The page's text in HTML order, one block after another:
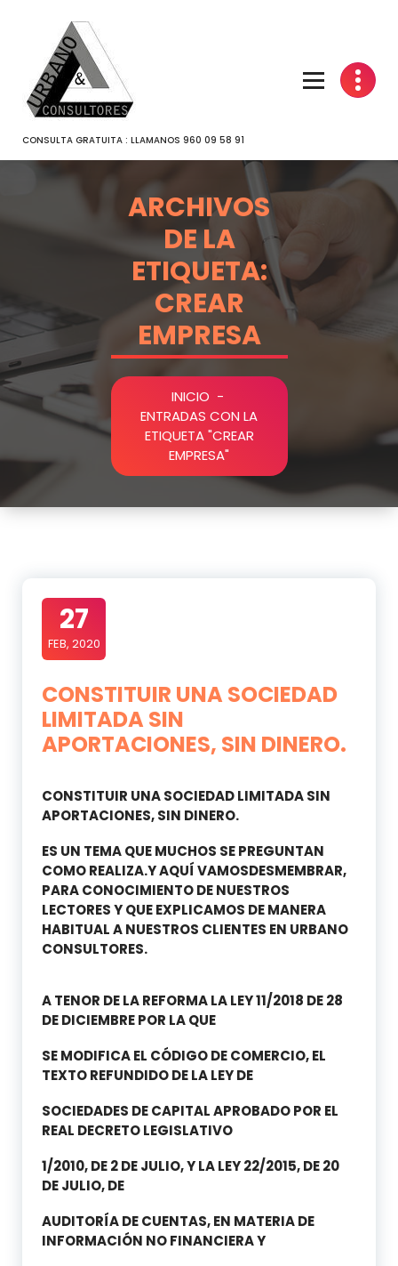
CONTENIDO
CONSULTA GRATUITA : LLAMANOS 960 09 58 91
ARCHIVOS
DE LA
ETIQUETA:
CREAR
EMPRESA
INICIO -
ENTRADAS CON LA
ETIQUETA "CREAR
EMPRESA"
27
FEB, 2020
CONSTITUIR UNA SOCIEDAD
LIMITADA SIN
APORTACIONES, SIN DINERO.
CONSTITUIR UNA SOCIEDAD LIMITADA SIN
APORTACIONES, SIN DINERO.
ES UN TEMA QUE MUCHOS SE PREGUNTAN
COMO REALIZA.Y AQUÍ VAMOSDESMEMBRAR,
PARA CONOCIMIENTO DE NUESTROS
LECTORES Y QUE EXPLICAMOS DE MANERA
HABITUAL A NUESTROS CLIENTES EN URBANO
CONSULTORES.
A TENOR DE LA REFORMA LA LEY 11/2018 DE 28
DE DICIEMBRE POR LA QUE
SE MODIFICA EL CÓDIGO DE COMERCIO, EL
TEXTO REFUNDIDO DE LA LEY DE
SOCIEDADES DE CAPITAL APROBADO POR EL
REAL DECRETO LEGISLATIVO
1/2010, DE 2 DE JULIO, Y LA LEY 22/2015, DE 20
DE JULIO, DE
AUDITORÍA DE CUENTAS, EN MATERIA DE
INFORMACIÓN NO FINANCIERA Y